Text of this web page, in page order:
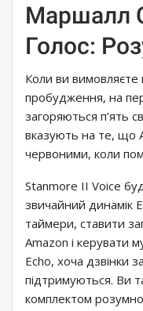
Маршалл
Голос:
Коли ви
пробудження, на
загоряються п’ять
вказують на те, що
червоними, коли
Stanmore II Voice
звичайний динамік
таймери, ставити
Amazon і керувати
Echo, хоча дзвінки
підтримуються. Ви
комплектом